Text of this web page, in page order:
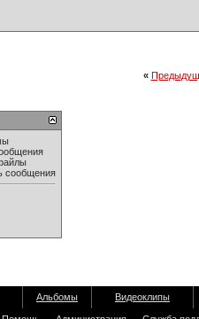
«
сообщения
Альбомы Видеоклипы